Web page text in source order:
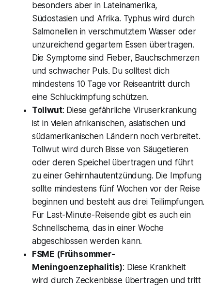
besonders aber in Lateinamerika,
Südostasien und Afrika. Typhus wird durch
Salmonellen in verschmutztem Wasser oder
unzureichend gegartem Essen übertragen.
Die Symptome sind Fieber, Bauchschmerzen
und schwacher Puls. Du solltest dich
mindestens 10 Tage vor Reiseantritt durch
eine Schluckimpfung schützen.
Tollwut: Diese gefährliche Viruserkrankung
ist in vielen afrikanischen, asiatischen und
südamerikanischen Ländern noch verbreitet.
Tollwut wird durch Bisse von Säugetieren
oder deren Speichel übertragen und führt
zu einer Gehirnhautentzündung. Die Impfung
sollte mindestens fünf Wochen vor der Reise
beginnen und besteht aus drei Teilimpfungen.
Für Last-Minute-Reisende gibt es auch ein
Schnellschema, das in einer Woche
abgeschlossen werden kann.
FSME (Frühsommer-
Meningoenzephalitis): Diese Krankheit
wird durch Zeckenbisse übertragen und tritt